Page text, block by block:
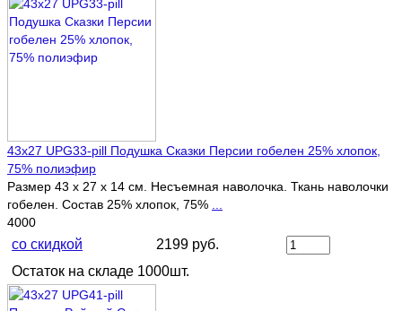
43х27 UPG33-pill Подушка Сказки Персии гобелен 25% хлопок,
75% полиэфир
Размер 43 х 27 х 14 см. Несъемная наволочка. Ткань наволочки
гобелен. Состав 25% хлопок, 75%
4000
со скидкой
2199 руб.
Остаток на складе 1000шт.